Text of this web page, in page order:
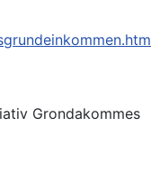
Grondakommes